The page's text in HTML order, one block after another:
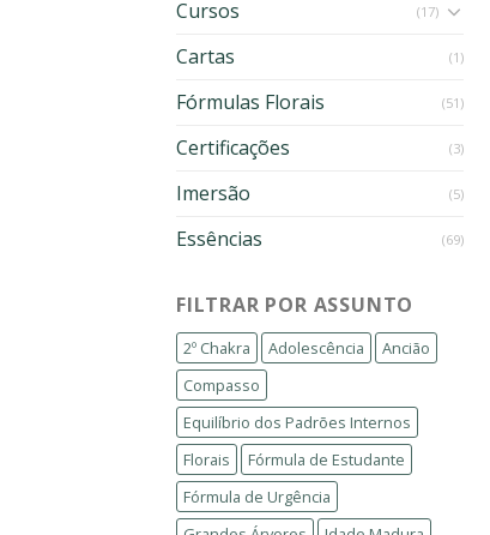
Cursos (17)
Cartas (1)
Fórmulas Florais (51)
Certificações (3)
Imersão (5)
Essências (69)
FILTRAR POR ASSUNTO
2º Chakra Adolescência Ancião
Compasso
Equilíbrio dos Padrões Internos
Florais
Fórmula de Estudante
Fórmula de Urgência